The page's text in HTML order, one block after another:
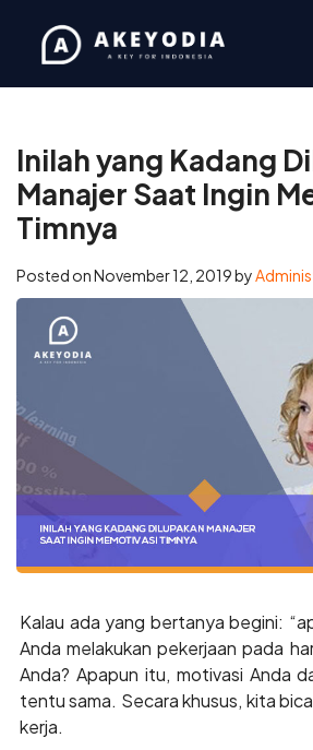
Ingin Memotivasi Timnya
Inilah yang Kadang
Manajer Saat Ingin
Timnya
Posted onNovember 12, 2019by
Kalau ada yang bertanya begini:
Anda melakukan pekerjaan pada
Anda? Apapun itu, motivasi Anda
tentu sama. Secara khusus, kita
kerja.